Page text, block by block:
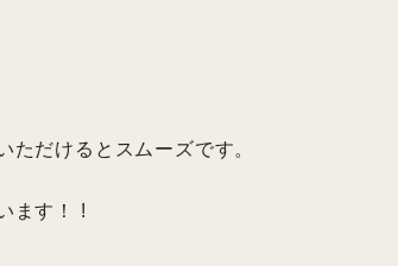
だけるとスムーズです。
ます！ !